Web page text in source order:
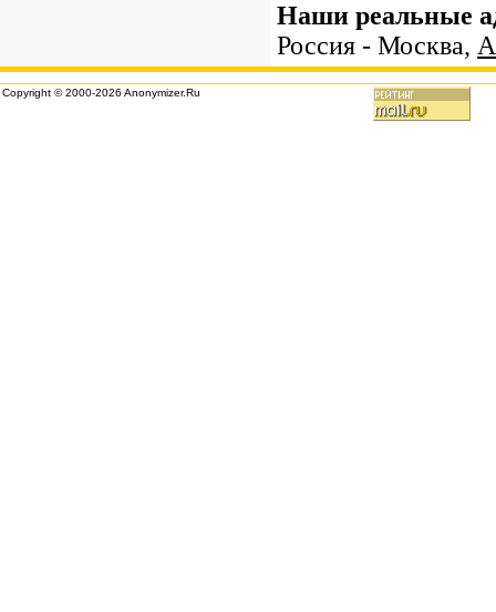
Наши реальные
Россия - Москва,
Copyright © 2000-2026 Anonymizer.Ru